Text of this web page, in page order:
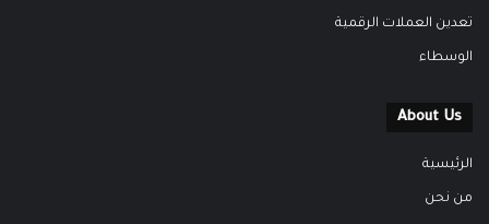
تعدين العملات الرقمية
الوسطاء
About Us
الرئيسية
من نحن